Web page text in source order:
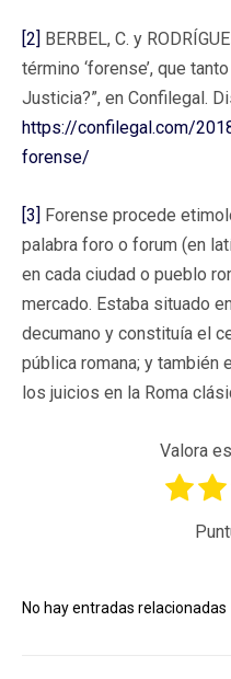
[2]
BERBEL, C. y
término ‘forense’, que
Justicia?”, en Confilegal.
https://confilegal.com/
forense/
[3]
Forense procede
palabra foro o forum (en
en cada ciudad o pueblo
mercado. Estaba situado
decumano y constituía el
pública romana; y también
los juicios en la Roma
Valora
No hay entradas relacionadas